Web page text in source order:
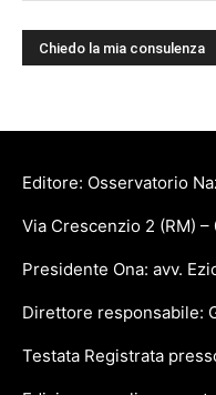
Editore: Osservatorio
Via Crescenzio 2 (RM)
Presidente Ona: avv.
Direttore responsabile:
Testata Registrata